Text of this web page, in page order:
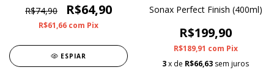
R$74,90 R$64,90
R$61,66 com Pix
ESPIAR
Sonax Perfect Finish (400ml)
R$199,90
R$189,91 com Pix
3x de R$66,63 sem juros